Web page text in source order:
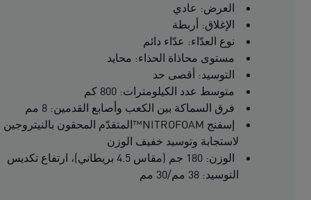
العرض: عادي
الإغلاق: أربطة
نوع العدّاء: عدّاء دائم
مستوى محاذاة الحذاء: محايد
التوسيد: أقصى حد
متوسط عدد الكيلومترات: 800 كم
فرق السماكة بين الكعب وأصابع القدمين: 8 مم
إسفنج NITROFOAM™المتقدّم المحقون بالنيتروجين
لاستجابة وتوسيد خفيف الوزن
الوزن: 180 جم (مقاس 4.5 بريطاني)، ارتفاع تكديس
التوسيد: 38 مم/30 مم